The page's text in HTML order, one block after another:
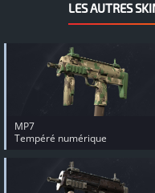
LES AUTRES
MP7
Tempéré numérique